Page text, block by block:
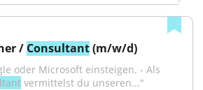
/ Consultant (m/w/d)
oder Microsoft einsteigen. - Als
vermittelst du unseren..."